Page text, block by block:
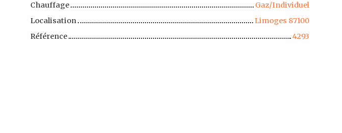
Chauffage
Gaz/Individuel
Localisation
Limoges 87100
Référence
4293